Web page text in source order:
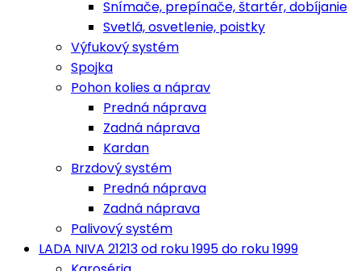
Snímače, prepínače, štartér, dobíjanie
Svetlá, osvetlenie, poistky
Výfukový systém
Spojka
Pohon kolies a náprav
Predná náprava
Zadná náprava
Kardan
Brzdový systém
Predná náprava
Zadná náprava
Palivový systém
LADA NIVA 21213 od roku 1995 do roku 1999